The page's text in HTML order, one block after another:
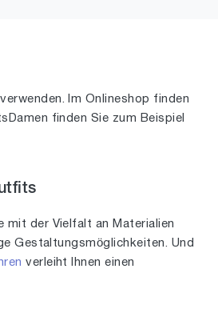
verwenden. Im Onlineshop finden
finden Sie zum Beispiel
mit der Vielfalt an Materialien
Gestaltungsmöglichkeiten. Und
verleiht Ihnen einen